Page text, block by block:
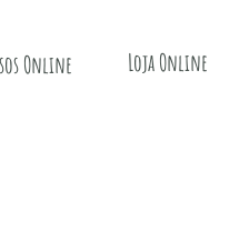
Online Loja Online